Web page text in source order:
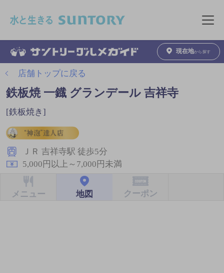
メニュ
現在地から探す
店舗トップに戻る
鉄板焼 一鐡 グランデール 吉祥寺
[鉄板焼き]
ＪＲ 吉祥寺駅 徒歩5分
5,000円以上～7,000円未満
メニュー 地図 クーポン